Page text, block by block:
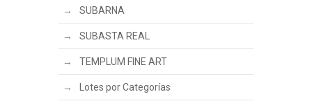
SUBARNA
SUBASTA REAL
TEMPLUM FINE ART
Lotes por Categorías